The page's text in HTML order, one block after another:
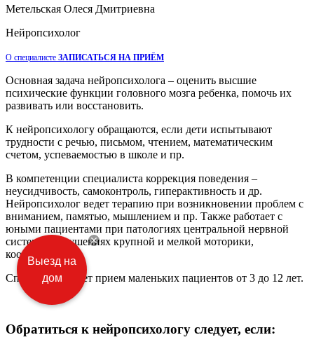
Метельская Олеся Дмитриевна
Нейропсихолог
О специалисте ЗАПИСАТЬСЯ НА ПРИЁМ
Основная задача нейропсихолога – оценить высшие
психические функции головного мозга ребенка, помочь их
развивать или восстановить.
К нейропсихологу обращаются, если дети испытывают
трудности с речью, письмом, чтением, математическим
счетом, успеваемостью в школе и пр.
В компетенции специалиста коррекция поведения –
неусидчивость, самоконтроль, гиперактивность и др.
Нейропсихолог ведет терапию при возникновении проблем с
вниманием, памятью, мышлением и пр. Также работает с
юными пациентами при патологиях центральной нервной
системы, нарушениях крупной и мелкой моторики,
координации.
Специалист ведет прием маленьких пациентов от 3 до 12 лет.
Обратиться к нейропсихологу следует, если:
Выезд на
дом